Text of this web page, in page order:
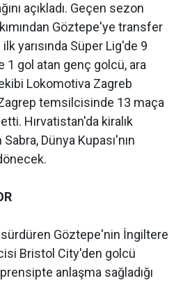
açıkladı. Geçen sezon
Göztepe'ye transfer
yarısında Süper Lig'de 9
1 gol atan genç golcü, ara
Lokomotiva Zagreb
Zagrep temsilcisinde 13 maça
Hırvatistan'da kiralık
Dünya Kupası'nın
sürdüren Göztepe'nin İngiltere
Bristol City'den golcü
anlaşma sağladığı